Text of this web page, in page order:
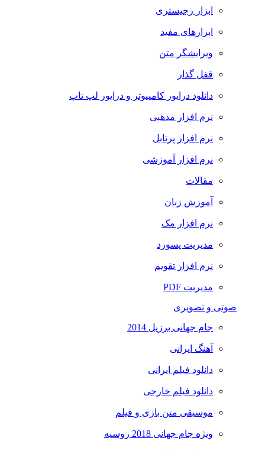
ابزار رجیستری
ابزارهای مفید
ویرایشگر متن
قفل گذار
دانلود درایور کامپیوتر و درایور لپ تاپ
نرم افزار مذهبی
نرم افزار پرتابل
نرم افزار آموزشی
مقالات
آموزش زبان
نرم افزار مک
مدیریت پسورد
نرم افزار تقویم
مدیریت PDF
صوتی و تصویری
جام جهانی برزیل 2014
آهنگ ایرانی
دانلود فیلم ایرانی
دانلود فیلم خارجی
موسیقی متن بازی و فیلم
ویژه جام جهانی 2018 روسیه